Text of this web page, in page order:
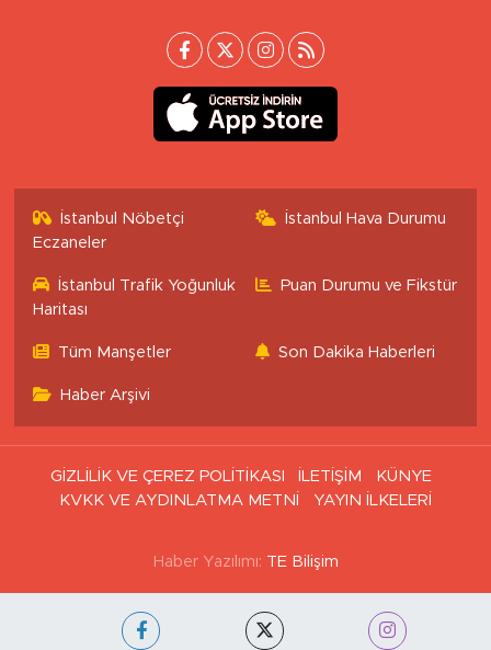
İstanbul Nöbetçi
Eczaneler
İstanbul Hava Durumu
İstanbul Trafik Yoğunluk
Haritası
Puan Durumu ve Fikstür
Tüm Manşetler Son Dakika Haberleri
Haber Arşivi
GİZLİLİK VE ÇEREZ POLİTİKASI İLETİŞİM
KÜNYE
KVKK VE AYDINLATMA METNİ
YAYIN İLKELERİ
Haber Yazılımı: TE Bilişim